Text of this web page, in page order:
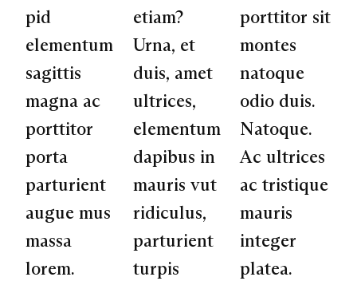
pid
elementum
sagittis
magna ac
porttitor
porta
parturient
augue mus
massa
lorem.
etiam?
Urna, et
duis, amet
ultrices,
elementum
dapibus in
mauris vut
ridiculus,
parturient
turpis
porttitor sit
montes
natoque
odio duis.
Natoque.
Ac ultrices
ac tristique
mauris
integer
platea.